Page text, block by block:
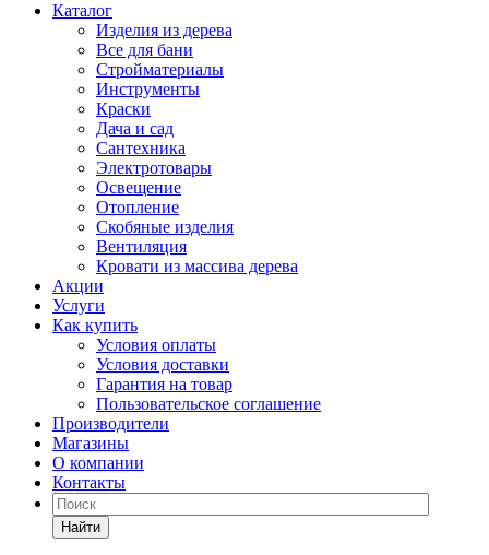
Каталог
Изделия из дерева
Все для бани
Стройматериалы
Инструменты
Краски
Дача и сад
Сантехника
Электротовары
Освещение
Отопление
Скобяные изделия
Вентиляция
Кровати из массива дерева
Акции
Услуги
Как купить
Условия оплаты
Условия доставки
Гарантия на товар
Пользовательское соглашение
Производители
Магазины
О компании
Контакты
Найти